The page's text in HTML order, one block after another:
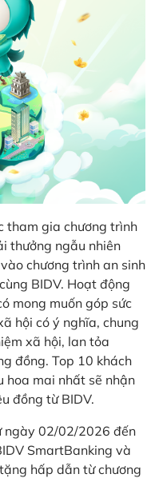
tham gia chương trình
thưởng ngẫu nhiên
chương trình an sinh
BIDV. Hoạt động
mong muốn góp sức
hội có ý nghĩa, chung
xã hội, lan tỏa
đồng. Top 10 khách
hoa mai nhất sẽ nhận
đồng từ BIDV.
ngày 02/02/2026 đến
SmartBanking và
hấp dẫn từ chương